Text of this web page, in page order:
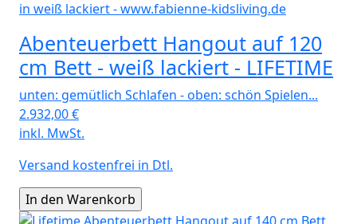
Abenteuerbett Hangout auf 120
cm Bett - weiß lackiert - LIFETIME
unten: gemütlich Schlafen - oben: schön Spielen...
2.932,00€
inkl. MwSt.
Versand kostenfrei in Dtl.